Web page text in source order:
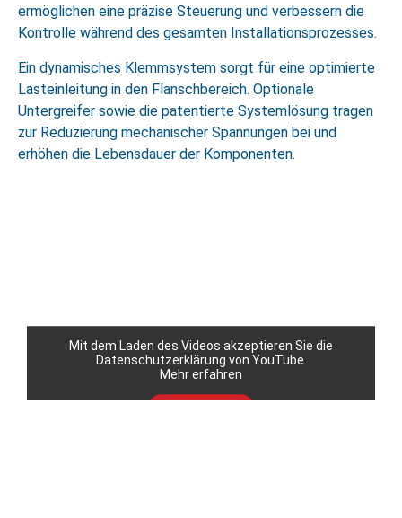
ermöglichen eine präzise Steuerung und verbessern die
Kontrolle während des gesamten Installationsprozesses.
Ein dynamisches Klemmsystem sorgt für eine optimierte
Lasteinleitung in den Flanschbereich. Optionale
Untergreifer sowie die patentierte Systemlösung tragen
zur Reduzierung mechanischer Spannungen bei und
erhöhen die Lebensdauer der Komponenten.
Mit dem Laden des Videos akzeptieren Sie die
Datenschutzerklärung von YouTube.
Mehr erfahren